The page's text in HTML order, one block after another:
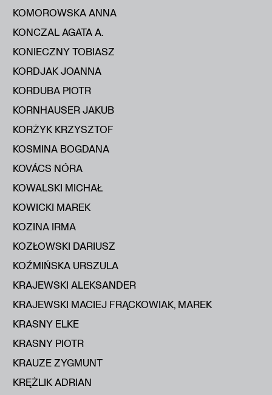
KOMOROWSKA ANNA
KONCZAL AGATA A.
KONIECZNY TOBIASZ
KORDJAK JOANNA
KORDUBA PIOTR
KORNHAUSER JAKUB
KORŻYK KRZYSZTOF
KOSMINA BOGDANA
KOVÁCS NÓRA
KOWALSKI MICHAŁ
KOWICKI MAREK
KOZINA IRMA
KOZŁOWSKI DARIUSZ
KOŹMIŃSKA URSZULA
KRAJEWSKI ALEKSANDER
KRAJEWSKI MACIEJ FRĄCKOWIAK, MAREK
KRASNY ELKE
KRASNY PIOTR
KRAUZE ZYGMUNT
KRĘŻLIK ADRIAN